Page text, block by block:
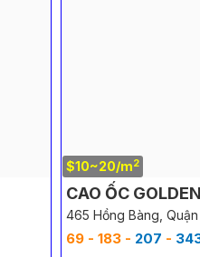
$10~20/m2
CAO ỐC
465 Hồng Bàng, Quận
69 - 183 - 207 -